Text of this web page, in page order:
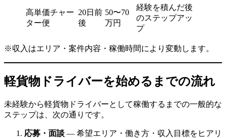
高単価チャー
ター便
20日前
後
50〜70
万円
経験を積んだ後
のステップアッ
プ
※収入はエリア・案件内容・稼働時間により変動します。
軽貨物ドライバーを始めるまでの流れ
未経験から軽貨物ドライバーとして稼働するまでの一般的な
ステップは、次の通りです。
応募・面談 — 希望エリア・働き方・収入目標をヒアリ